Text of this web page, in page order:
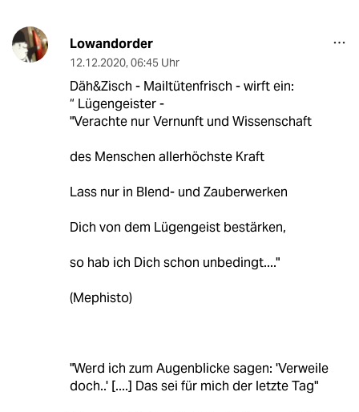
Lowandorder
12.12.2020, 06:45 Uhr
Däh&Zisch - Mailtütenfrisch - wirft ein:
“ Lügengeister -
"Verachte nur Vernunft und Wissenschaft
des Menschen allerhöchste Kraft
Lass nur in Blend- und Zauberwerken
Dich von dem Lügengeist bestärken,
so hab ich Dich schon unbedingt...."
(Mephisto)
"Werd ich zum Augenblicke sagen: 'Verweile
doch..' [....] Das sei für mich der letzte Tag"